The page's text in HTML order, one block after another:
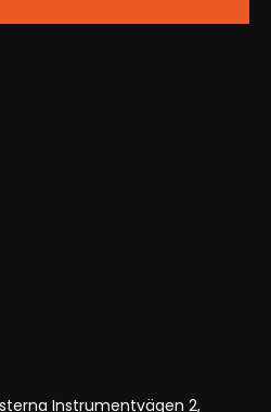
Instrumentvägen 2,